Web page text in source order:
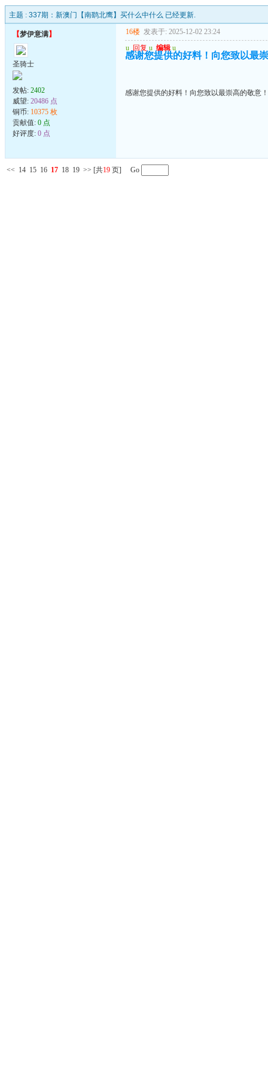
主题 : 337期：新澳门【南鹞北鹰】买什么中什么 已经更新.
【梦伊意满】
圣骑士
发帖: 2402
威望: 20486 点
铜币: 10375 枚
贡献值: 0 点
好评度: 0 点
16楼 发表于: 2025-12-02 23:24
u 回复 u 编辑 u
感谢您提供的好料！向您致以最
感谢您提供的好料！向您致以最崇高的敬意
<< 14 15 16 17 18 19 >> [共19 页] Go